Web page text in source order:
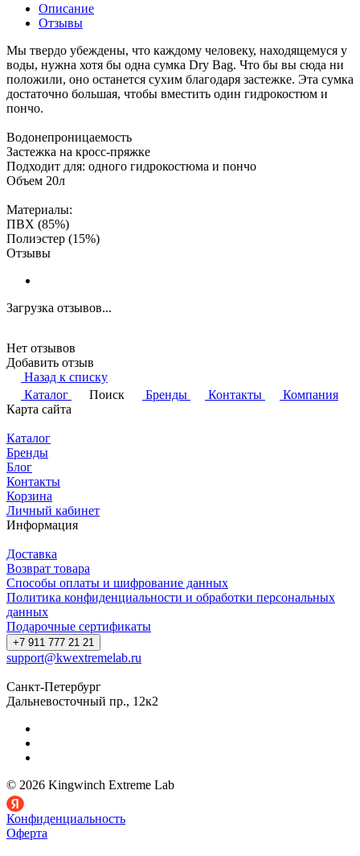
Описание
Отзывы
Мы твердо убеждены, что каждому человеку, находящемуся у
воды, нужна хотя бы одна сумка Dry Bag. Что бы вы сюда ни
положили, оно останется сухим благодаря застежке. Эта сумка
достаточно большая, чтобы вместить один гидрокостюм и
пончо.
Водонепроницаемость
Застежка на кросс-пряжке
Подходит для: одного гидрокостюма и пончо
Объем 20л
Материалы:
ПВХ (85%)
Полиэстер (15%)
Отзывы
Загрузка отзывов...
Нет отзывов
Добавить отзыв
Назад к списку
Каталог
Поиск Бренды Контакты
Компания
Карта сайта
Каталог
Бренды
Блог
Контакты
Корзина
Личный кабинет
Информация
Доставка
Возврат товара
Способы оплаты и шифрование данных
Политика конфиденциальности и обработки персональных
данных
Подарочные сертификаты
+7 911 777 21 21
support@kwextremelab.ru
Санкт-Петербург
Дальневосточный пр., 12к2
© 2026 Kingwinch Extreme Lab
Конфиденциальность
Оферта